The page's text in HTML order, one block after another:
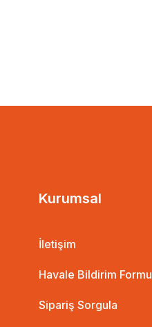
Kurumsal
İletişim
Havale Bildirim Formu
Sipariş Sorgula